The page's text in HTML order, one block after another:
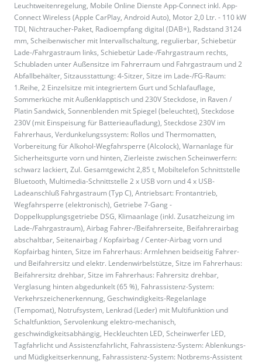
Leuchtweitenregelung, Mobile Online Dienste App-Connect inkl. App-
Connect Wireless (Apple CarPlay, Android Auto), Motor 2,0 Ltr. - 110 kW
TDI, Nichtraucher-Paket, Radioempfang digital (DAB+), Radstand 3124
mm, Scheibenwischer mit Intervallschaltung, regulierbar, Schiebetür
Lade-/Fahrgastraum links, Schiebetür Lade-/Fahrgastraum rechts,
Schubladen unter Außensitze im Fahrerraum und Fahrgastraum und 2
Abfallbehälter, Sitzausstattung: 4-Sitzer, Sitze im Lade-/FG-Raum:
1.Reihe, 2 Einzelsitze mit integriertem Gurt und Schlafauflage,
Sommerküche mit Außenklapptisch und 230V Steckdose, in Raven /
Platin Sandwick, Sonnenblenden mit Spiegel (beleuchtet), Steckdose
230V (mit Einspeisung für Batterieaufladung), Steckdose 230V im
Fahrerhaus, Verdunkelungssystem: Rollos und Thermomatten,
Vorbereitung für Alkohol-Wegfahrsperre (Alcolock), Warnanlage für
Sicherheitsgurte vorn und hinten, Zierleiste zwischen Scheinwerfern:
schwarz lackiert, Zul. Gesamtgewicht 2,85 t, Mobiltelefon Schnittstelle
Bluetooth, Multimedia-Schnittstelle 2 x USB vorn und 4 x USB-
Ladeanschluß Fahrgastraum (Typ C), Antriebsart: Frontantrieb,
Wegfahrsperre (elektronisch), Getriebe 7-Gang -
Doppelkupplungsgetriebe DSG, Klimaanlage (inkl. Zusatzheizung im
Lade-/Fahrgastraum), Airbag Fahrer-/Beifahrerseite, Beifahrerairbag
abschaltbar, Seitenairbag / Kopfairbag / Center-Airbag vorn und
Kopfairbag hinten, Sitze im Fahrerhaus: Armlehnen beidseitig Fahrer-
und Beifahrersitz und elektr. Lendenwirbelstütze, Sitze im Fahrerhaus:
Beifahrersitz drehbar, Sitze im Fahrerhaus: Fahrersitz drehbar,
Verglasung hinten abgedunkelt (65 %), Fahrassistenz-System:
Verkehrszeichenerkennung, Geschwindigkeits-Regelanlage
(Tempomat), Notrufsystem, Lenkrad (Leder) mit Multifunktion und
Schaltfunktion, Servolenkung elektro-mechanisch,
geschwindigkeitsabhängig, Heckleuchten LED, Scheinwerfer LED,
Tagfahrlicht und Assistenzfahrlicht, Fahrassistenz-System: Ablenkungs-
und Müdigkeitserkennung, Fahrassistenz-System: Notbrems-Assistent